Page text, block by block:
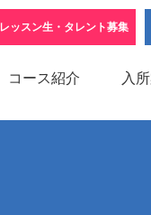
コース紹介 入
レッスン生・タレント募集